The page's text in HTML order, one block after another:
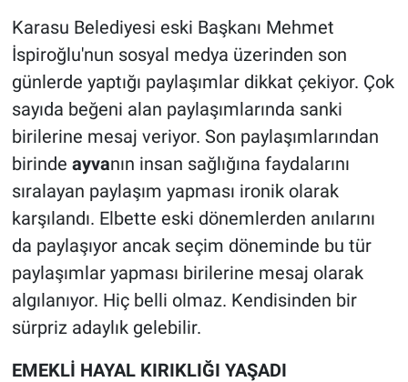
Karasu Belediyesi eski Başkanı Mehmet
İspiroğlu'nun sosyal medya üzerinden son
günlerde yaptığı paylaşımlar dikkat çekiyor. Çok
sayıda beğeni alan paylaşımlarında sanki
birilerine mesaj veriyor. Son paylaşımlarından
birinde ayvanın insan sağlığına faydalarını
sıralayan paylaşım yapması ironik olarak
karşılandı. Elbette eski dönemlerden anılarını
da paylaşıyor ancak seçim döneminde bu tür
paylaşımlar yapması birilerine mesaj olarak
algılanıyor. Hiç belli olmaz. Kendisinden bir
sürpriz adaylık gelebilir.
EMEKLİ HAYAL KIRIKLIĞI YAŞADI